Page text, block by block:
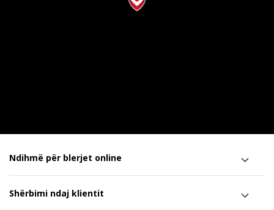
Ndihmë për blerjet online
Shërbimi ndaj klientit